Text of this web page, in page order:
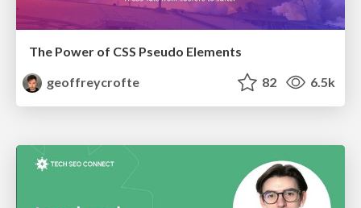
The Power of CSS Pseudo Elements
geoffreycrofte
82 6.5k